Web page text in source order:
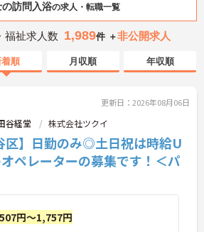
訪問入浴の求人・転職一覧
福祉求人数 1,989件 ＋非公開求人
順 月収順 年収順
更新日：2026年08月06日
谷経堂 株式会社ツクイ
区】日勤のみ◎土日祝は時給U
ペレーターの募集です！＜パ
円～1,757円